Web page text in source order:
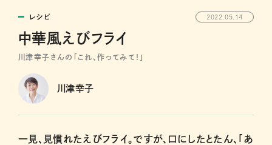
レシピ 2022.05.14
中華風えびフライ
川津幸子さんの「これ、作ってみて！」
川津幸子
一見、見慣れたえびフライ。ですが、口にしたとたん、「あ